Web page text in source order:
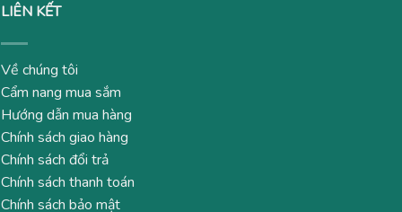
LIÊN KẾT
Về chúng tôi
Cẩm nang mua sắm
Hướng dẫn mua hàng
Chính sách giao hàng
Chính sách đổi trả
Chính sách thanh toán
Chính sách bảo mật